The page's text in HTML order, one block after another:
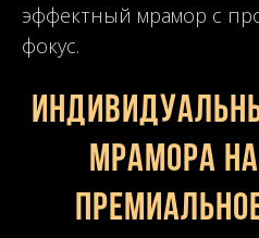
эффектный мрамор с
фокус.
мрамора